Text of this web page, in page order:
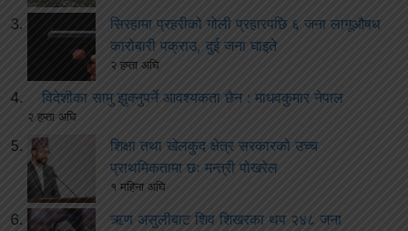
सिरहामा प्रहरीको गोली प्रहारपछि ६ जना लागूऔषध
कारोबारी पक्राउ, दुई जना घाइते
२ हप्ता अघि
विदेशीका सामु झुक्नुपर्ने आवश्यकता छैन : माधवकुमार नेपाल
२ हप्ता अघि
शिक्षा तथा खेलकुद क्षेत्र सरकारको उच्च
प्राथमिकतामा छः मन्त्री पोखरेल
१ महिना अघि
ऋण असुलीबाट शिव शिखरका थप २४८ जना